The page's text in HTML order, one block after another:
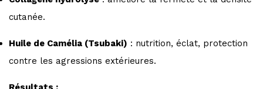
cutanée.
Huile de Camélia (Tsubaki) : nutrition, éclat, protection
contre les agressions extérieures.